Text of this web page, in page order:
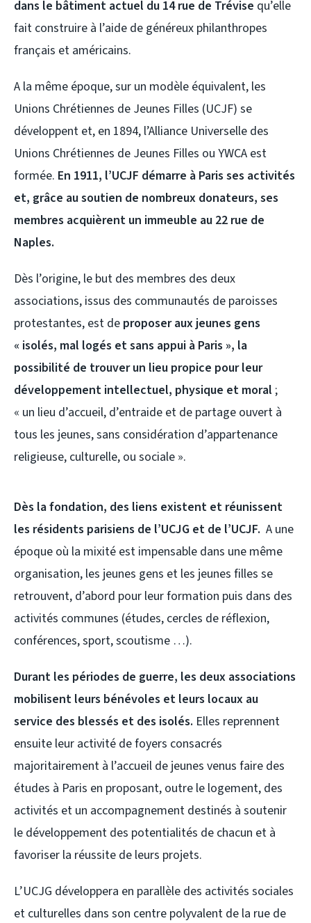
dans le bâtiment actuel du 14 rue de Trévise qu’elle
fait construire à l’aide de généreux philanthropes
français et américains.
A la même époque, sur un modèle équivalent, les
Unions Chrétiennes de Jeunes Filles (UCJF) se
développent et, en 1894, l’Alliance Universelle des
Unions Chrétiennes de Jeunes Filles ou YWCA est
formée. En 1911, l’UCJF démarre à Paris ses activités
et, grâce au soutien de nombreux donateurs, ses
membres acquièrent un immeuble au 22 rue de
Naples.
Dès l’origine, le but des membres des deux
associations, issus des communautés de paroisses
protestantes, est de proposer aux jeunes gens
« isolés, mal logés et sans appui à Paris », la
possibilité de trouver un lieu propice pour leur
développement intellectuel, physique et moral ;
« un lieu d’accueil, d’entraide et de partage ouvert à
tous les jeunes, sans considération d’appartenance
religieuse, culturelle, ou sociale ».
Dès la fondation, des liens existent et réunissent
les résidents parisiens de l’UCJG et de l’UCJF. A une
époque où la mixité est impensable dans une même
organisation, les jeunes gens et les jeunes filles se
retrouvent, d’abord pour leur formation puis dans des
activités communes (études, cercles de réflexion,
conférences, sport, scoutisme …).
Durant les périodes de guerre, les deux associations
mobilisent leurs bénévoles et leurs locaux au
service des blessés et des isolés. Elles reprennent
ensuite leur activité de foyers consacrés
majoritairement à l’accueil de jeunes venus faire des
études à Paris en proposant, outre le logement, des
activités et un accompagnement destinés à soutenir
le développement des potentialités de chacun et à
favoriser la réussite de leurs projets.
L’UCJG développera en parallèle des activités sociales
et culturelles dans son centre polyvalent de la rue de